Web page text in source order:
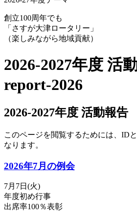
創立100周年でも
「さすが大津ロータリー」
（楽しみながら地域貢献）
2026-2027年度 活
report-2026
2026-2027年度 活動報告
このページを閲覧するためには、ID
なります。
2026年7月の例会
7月7日(火)
年度初め行事
出席率100％表彰